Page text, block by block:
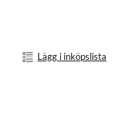
Lägg i inköpslista